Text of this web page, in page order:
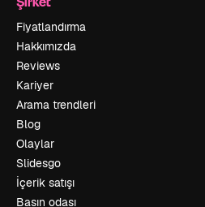
Fiyatlandırma
Hakkımızda
Reviews
Kariyer
Arama trendleri
Blog
Olaylar
Slidesgo
İçerik satışı
Basın odası